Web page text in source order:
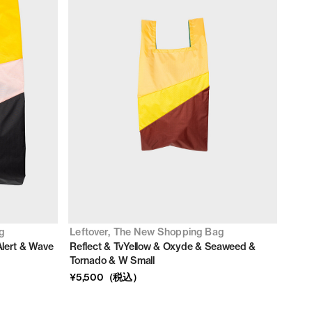
& Wave
Leftover, The New Shopping Bag
Reflect & TvYellow & Oxyde & Seaweed &
Tornado & W Small
¥5,500（税込）